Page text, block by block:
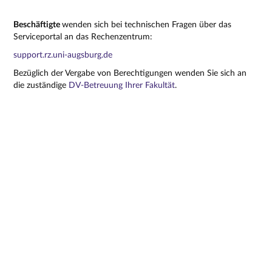
Beschäftigtewenden sich bei technischen Fragen über das
Serviceportal an das Rechenzentrum:
support.rz.uni-augsburg.de
Bezüglich der Vergabe von Berechtigungen wenden Sie sich an
die zuständige DV-Betreuung Ihrer Fakultät.